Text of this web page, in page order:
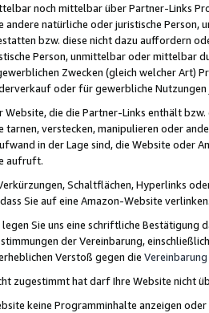
noch mittelbar über Partner-Links
andere natürliche oder juristische
bzw. diese nicht dazu auffordern
Person, unmittelbar oder mittelbar
Zwecken (gleich welcher Art)
oder für gewerbliche
Website, die die Partner-Links enthält
tarnen, verstecken, manipulieren oder
in der Lage sind, die Website oder
aufruft.
Schaltflächen, Hyperlinks
Sie auf eine Amazon-Website
legen Sie uns eine schriftliche
der Vereinbarung,
Verstoß gegen die Vereinbarung
zugestimmt hat darf Ihre Website nicht
keine Programminhalte anzeigen